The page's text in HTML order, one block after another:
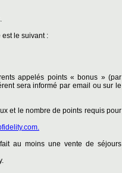
est le suivant :
appelés points « bonus » (par
sera informé par email ou sur le
et le nombre de points requis pour
au moins une vente de séjours